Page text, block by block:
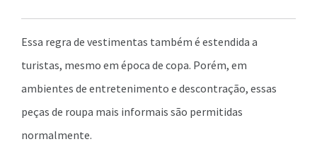
Essa regra de vestimentas também é estendida a
turistas, mesmo em época de copa. Porém, em
ambientes de entretenimento e descontração, essas
peças de roupa mais informais são permitidas
normalmente.